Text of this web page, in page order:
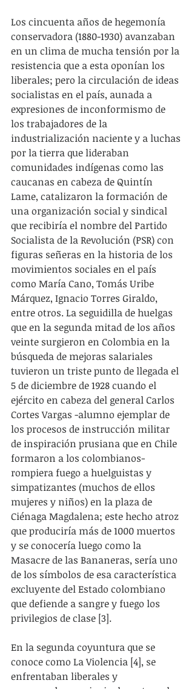
Los cincuenta años de hegemonía
conservadora (1880-1930) avanzaban
en un clima de mucha tensión por la
resistencia que a esta oponían los
liberales; pero la circulación de ideas
socialistas en el país, aunada a
expresiones de inconformismo de
los trabajadores de la
industrialización naciente y a luchas
por la tierra que lideraban
comunidades indígenas como las
caucanas en cabeza de Quintín
Lame, catalizaron la formación de
una organización social y sindical
que recibiría el nombre del Partido
Socialista de la Revolución (PSR) con
figuras señeras en la historia de los
movimientos sociales en el país
como María Cano, Tomás Uribe
Márquez, Ignacio Torres Giraldo,
entre otros. La seguidilla de huelgas
que en la segunda mitad de los años
veinte surgieron en Colombia en la
búsqueda de mejoras salariales
tuvieron un triste punto de llegada el
5 de diciembre de 1928 cuando el
ejército en cabeza del general Carlos
Cortes Vargas -alumno ejemplar de
los procesos de instrucción militar
de inspiración prusiana que en Chile
formaron a los colombianos-
rompiera fuego a huelguistas y
simpatizantes (muchos de ellos
mujeres y niños) en la plaza de
Ciénaga Magdalena; este hecho atroz
que produciría más de 1000 muertos
y se conocería luego como la
Masacre de las Bananeras, sería uno
de los símbolos de esa característica
excluyente del Estado colombiano
que defiende a sangre y fuego los
privilegios de clase [3].
En la segunda coyuntura que se
conoce como La Violencia [4], se
enfrentaban liberales y